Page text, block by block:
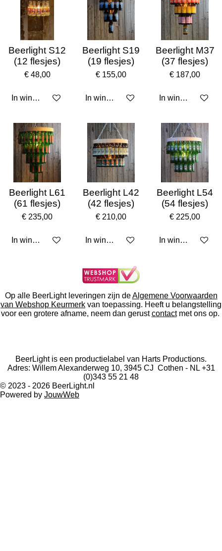
Beerlight S12
(12 flesjes)
€ 48,00
In winkelwagen
Beerlight S19
(19 flesjes)
€ 155,00
In winkelwagen
Beerlight M37
(37 flesjes)
€ 187,00
In winkelwagen
Beerlight L61
(61 flesjes)
€ 235,00
In winkelwagen
Beerlight L42
(42 flesjes)
€ 210,00
In winkelwagen
Beerlight L54
(54 flesjes)
€ 225,00
In winkelwagen
Op alle BeerLight leveringen zijn deAlgemene Voorwaarden
van Webshop Keurmerk van toepassing. Heeft u belangstelling
voor een grotere afname, neem dan gerustcontactmet ons op.
s
t
a
g
a
t
s
c
e
b
BeerLight is een productielabel van Harts Productions.
Adres: Willem Alexanderweg 10, 3945 CJ Cothen - NL +31
(0)343 55 21 48
© 2023 - 2026 BeerLight.nl
Powered by JouwWeb